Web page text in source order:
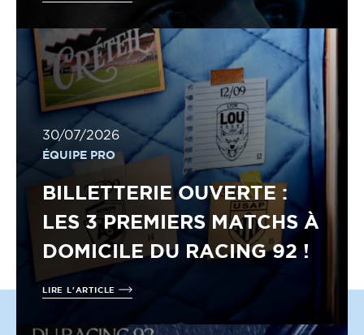
30/07/2026
ÉQUIPE PRO
BILLETTERIE OUVERTE :
LES 3 PREMIERS MATCHS À
DOMICILE DU RACING 92 !
LIRE L'ARTICLE